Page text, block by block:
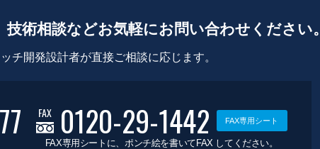
術相談などお気軽にお問い合わせください。
チ開発設計者が直接ご相談に応じます。
FAX 0120-29-1442 FAX専用シート
FAX専用シートに、ポンチ絵を書いてFAX してください。